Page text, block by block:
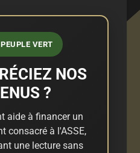
VERT
NOS
?
aide à financer un
consacré à l'ASSE,
une lecture sans